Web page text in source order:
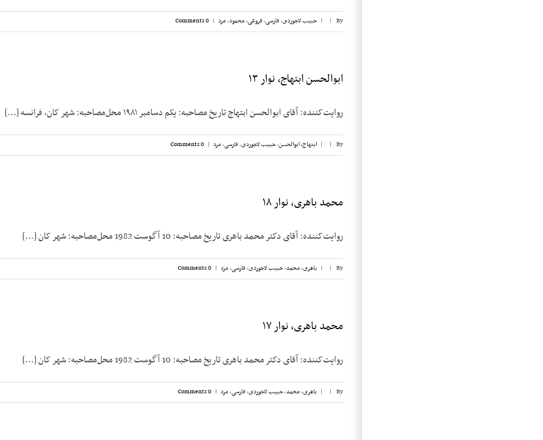
By
|
| حبیب لاجوردی,فارسی,فروغی، محمود,مرد |
0 Comments
ابوالحسن ابتهاج، نوار ۱۳
روایت‌کننده: آقای ابوالحسن ابتهاج تاریخ مصاحبه: یکم دسامبر ۱۹۸۱ محل‌مصاحبه: شهر کان، فرانسه [...]
By
|
| ابتهاج، ابوالحسن,حبیب لاجوردی,فارسی,مرد |
0 Comments
محمد باهری، نوار ۱۸
روایت‌کننده: آقای دکتر محمد باهری تاریخ مصاحبه: 10 آگوست 1982 محل‌مصاحبه: شهر کان [...]
By
|
| باهری، محمد,حبیب لاجوردی,فارسی,مرد |
0 Comments
محمد باهری، نوار ۱۷
روایت‌کننده: آقای دکتر محمد باهری تاریخ مصاحبه: 10 آگوست 1982 محل‌مصاحبه: شهر کان [...]
By
|
| باهری، محمد,حبیب لاجوردی,فارسی,مرد |
0 Comments